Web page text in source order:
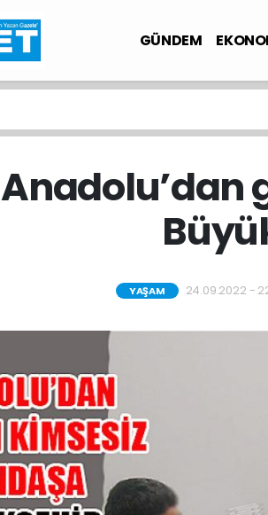
GÜNDEM
Anadolu’dan
YAŞAM 24.09.2022 -